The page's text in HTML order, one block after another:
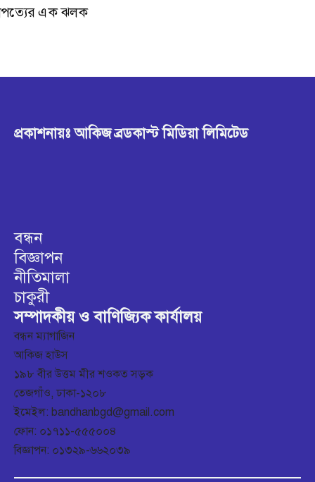
প্রকাশনায়ঃ আকিজ ব্রডকাস্ট মিডিয়া লিমিটেড
বন্ধন
বিজ্ঞাপন
নীতিমালা
চাকুরী
সম্পাদকীয় ও বাণিজ্যিক কার্যালয়
বন্ধন ম্যাগাজিন
আকিজ হাউস
১৯৮ বীর উত্তম মীর শওকত সড়ক
তেজগাঁও, ঢাকা-১২০৮
ইমেইল: bandhanbgd@gmail.com
ফোন: ০১৭১১-৫৫৫০০৪
বিজ্ঞাপন: ০১৩২৯-৬৬২০৩৯